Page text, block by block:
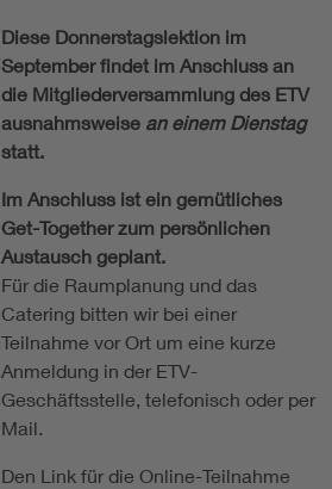
Diese Donnerstagslektion im
September findet im Anschluss an
die Mitgliederversammlung des ETV
ausnahmsweise an einem Dienstag
statt.
Im Anschluss ist ein gemütliches
Get-Together zum persönlichen
Austausch geplant.
Für die Raumplanung und das
Catering bitten wir bei einer
Teilnahme vor Ort um eine kurze
Anmeldung in der ETV-
Geschäftsstelle, telefonisch oder per
Mail.
Den Link für die Online-Teilnahme